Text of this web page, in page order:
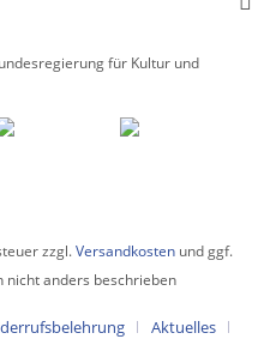
für Kultur und
zzgl.Versandkosten und ggf.
nicht anders beschrieben
Aktuelles